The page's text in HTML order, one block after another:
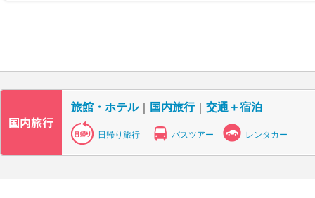
旅館・ホテル｜ 国内旅行｜ 交通＋宿泊
日帰り旅行 バスツアー レンタカー